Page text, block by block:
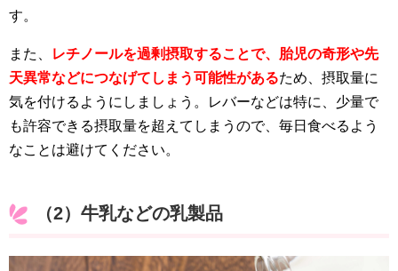
す。
また、
レチノールを過剰摂取することで、胎児の奇形や先
天異常などにつなげてしまう可能性があるため、摂取量に
気を付けるようにしましょう。レバーなどは特に、少量で
も許容できる摂取量を超えてしまうので、毎日食べるよう
なことは避けてください。
（2）牛乳などの乳製品